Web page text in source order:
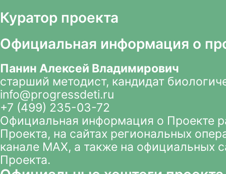
Куратор проекта
Официальная информация о
Панин Алексей Владимирович
старший методист, кандидат
info@progressdeti.ru
+7 (499) 235-03-72
Официальная информация о Проекте
Проекта, на сайтах региональных
канале MAX, а также на официальных
Проекта.